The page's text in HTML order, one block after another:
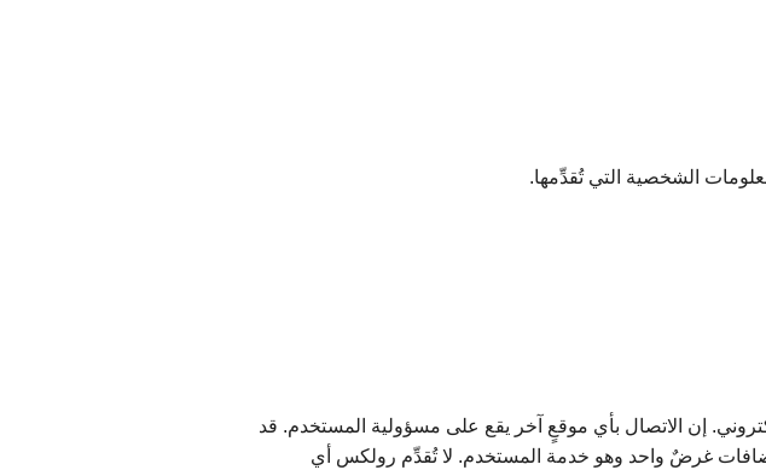
الشخصية التي تُقدِّمها.
إن الاتصال بأي موقعٍ آخر يقع على مسؤولية المستخدم. قد
غرضٌ واحد وهو خدمة المستخدم. لا تُقدِّم رولكس أي